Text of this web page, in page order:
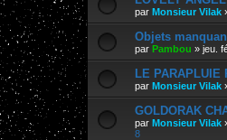
par Monsieur Vilak
Objets
par Pambou » jeu.
LE PARAPLUIE
par Monsieur Vilak
GOLDORAK
par Monsieur Vilak
8